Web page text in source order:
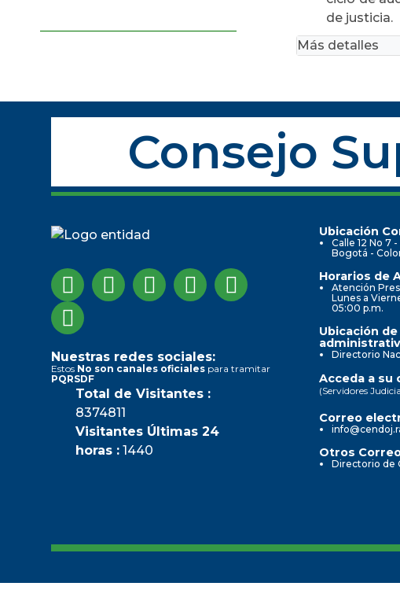
de justicia.
Más detalles
Consejo
Nuestras redes sociales:
Estos No son canales oficiales para tramitar
PQRSDF
Total de Visitantes :
8374811
Visitantes Últimas 24
horas : 1440
Ubicación
Calle 12 No 7
Bogotá -
Horarios de
Atención
Lunes a
05:00 p.m.
Ubicación
Directorio
Acceda a
(Servidores
Correo
Otros
Directorio de